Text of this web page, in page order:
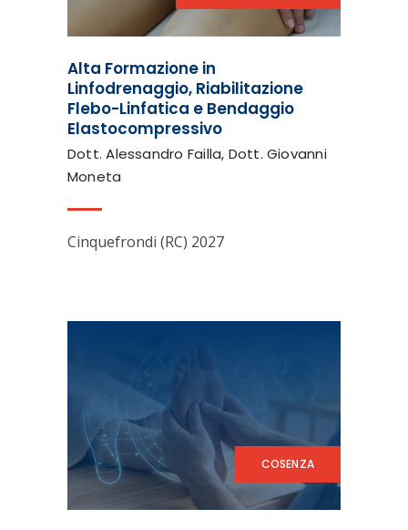
Alta Formazione in
Linfodrenaggio, Riabilitazione
Flebo-Linfatica e Bendaggio
Elastocompressivo
Dott. Alessandro Failla, Dott. Giovanni
Moneta
Cinquefrondi (RC) 2027
COSENZA